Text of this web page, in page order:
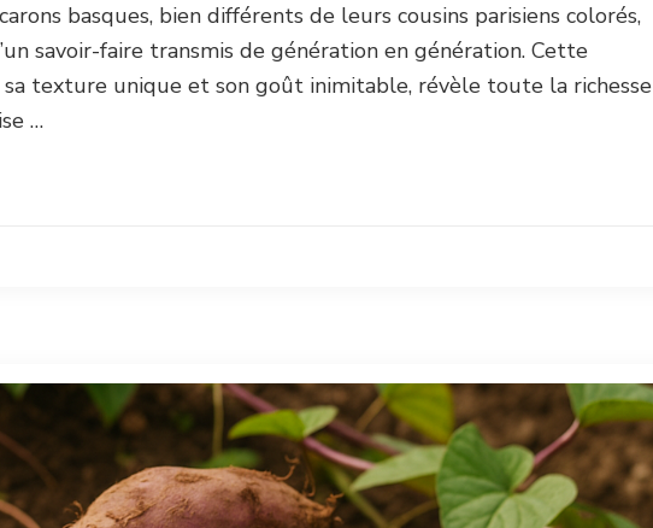
basques, bien différents de leurs cousins parisiens colorés,
savoir-faire transmis de génération en génération. Cette
sa texture unique et son goût inimitable, révèle toute la richesse
…